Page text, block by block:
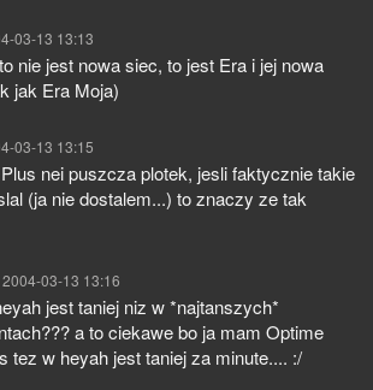
03-13 13:13
nie jest nowa siec, to jest Era i jej nowa
jak Era Moja)
03-13 13:15
nei puszcza plotek, jesli faktycznie takie
(ja nie dostalem...) to znaczy ze tak
2004-03-13 13:16
jest taniej niz w *najtanszych*
a to ciekawe bo ja mam Optime
tez w heyah jest taniej za minute.... :/